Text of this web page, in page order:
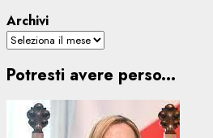
Archivi
Potresti avere perso...